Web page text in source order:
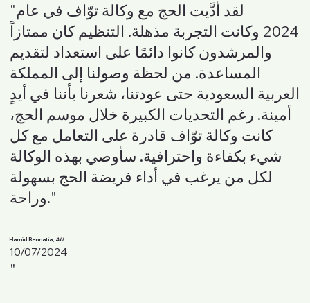
"لقد أدَّيت الحج مع وكالة توّاف في عام
2024 وكانت التجربة مذهلة. التنظيم كان ممتازاً
والمرشدون كانوا دائمًا على استعداد لتقديم
المساعدة. من لحظة وصولنا إلى المملكة
العربية السعودية حتى عودتنا، شعرنا بأننا في أيدٍ
أمينة. رغم التحديات الكبيرة خلال موسم الحج،
كانت وكالة توّاف قادرة على التعامل مع كل
شيء بكفاءة واحترافية. سأوصي بهذه الوكالة
لكل من يرغب في أداء فريضة الحج بسهولة
وراحة."
Hamid Bennatia,AU
10/07/2024
"